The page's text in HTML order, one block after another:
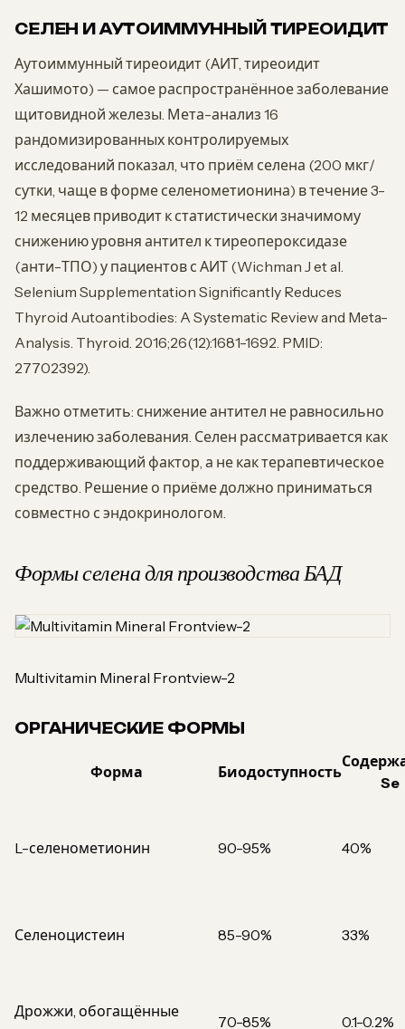
СЕЛЕН И АУТОИММУННЫЙ ТИРЕОИДИТ
Аутоиммунный тиреоидит (АИТ, тиреоидит
Хашимото) — самое распространённое заболевание
щитовидной железы. Мета-анализ 16
рандомизированных контролируемых
исследований показал, что приём селена (200 мкг/
сутки, чаще в форме селенометионина) в течение 3-
12 месяцев приводит к статистически значимому
снижению уровня антител к тиреопероксидазе
(анти-ТПО) у пациентов с АИТ (Wichman J et al.
Selenium Supplementation Significantly Reduces
Thyroid Autoantibodies: A Systematic Review and Meta-
Analysis. Thyroid. 2016;26(12):1681-1692. PMID:
27702392).
Важно отметить: снижение антител не равносильно
излечению заболевания. Селен рассматривается как
поддерживающий фактор, а не как терапевтическое
средство. Решение о приёме должно приниматься
совместно с эндокринологом.
Формы селена для производства БАД
Multivitamin Mineral Frontview-2
ОРГАНИЧЕСКИЕ ФОРМЫ
Форма Биодоступность
Se
L-селенометионин 90-95% 40%
Селеноцистеин 85-90% 33%
Дрожжи, обогащённые
70-85% 0.1-0.2%